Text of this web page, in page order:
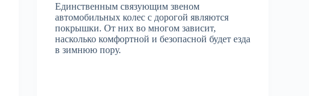
Единственным связующим звеном
автомобильных колес с дорогой являются
покрышки. От них во многом зависит,
насколько комфортной и безопасной будет езда
в зимнюю пору.